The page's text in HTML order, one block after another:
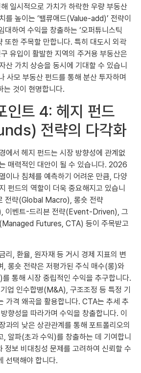
일시적으로 가치가 하락한 우량 부동산
를 높이는 ‘밸류애드(Value-add)’ 전략이
대하여 수익을 창출하는 ‘오퍼튜니스틱
한 주목할 만합니다. 특히 대도시 외곽
유입이 활발한 지역의 주거용 부동산은
산 가치 상승을 동시에 기대할 수 있습니
사모 부동산 펀드를 통해 분산 투자하며
는 것이 현명합니다.
인트 4: 헤지 펀드
전략의 다각화
에서 헤지 펀드는 시장 방향성에 관계없
매력적인 대안이 될 수 있습니다. 2026
이나 침체를 예측하기 어려운 만큼, 다양
펀드의 역할이 더욱 중요해지고 있습니
전략(Global Macro), 롱숏 전략
벤트-드리븐 전략(Event-Driven), 그
Futures, CTA) 등이 주목받고
리, 환율, 원자재 등 거시 경제 지표의 변
, 롱숏 전략은 저평가된 주식 매수(롱)와
통해 시장 중립적인 수익을 추구합니다.
업 인수합병(M&A), 구조조정 등 특정 기
가격 왜곡을 활용합니다. CTA는 추세 추
향성을 따라가며 수익을 창출합니다. 이
과의 낮은 상관관계를 통해 포트폴리오의
, 알파(초과 수익)를 창출하는 데 기여합니
정보 비대칭성 문제를 고려하여 신뢰할 수
선택해야 합니다.